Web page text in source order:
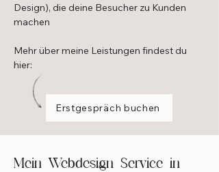
Design), die deine Besucher zu Kunden
machen
Mehr über meine Leistungen findest du
hier:
Erstgespräch buchen
Mein Webdesign Service in